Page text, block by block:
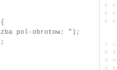
pol-obrotow: ");